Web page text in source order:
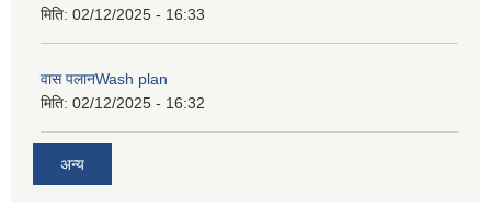
मिति: 02/12/2025 - 16:33
वास पलानWash plan
मिति: 02/12/2025 - 16:32
अन्य